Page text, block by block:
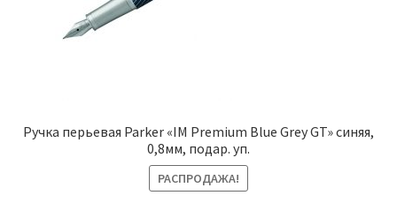
Ручка перьевая Parker «IM Premium Blue Grey GT» синяя,
0,8мм, подар. уп.
РАСПРОДАЖА!